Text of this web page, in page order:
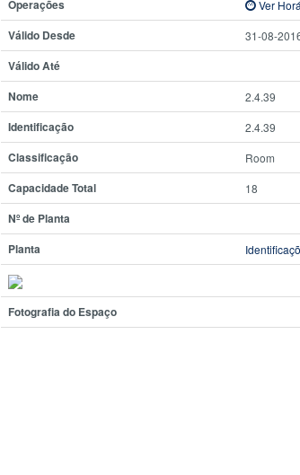
Operações Ver
Válido Desde 31-08-
Válido Até
Nome
2.4.39
Identificação 2.4.39
Classificação Room
Capacidade Total 18
Nº de Planta
Planta
Fotografia do Espaço